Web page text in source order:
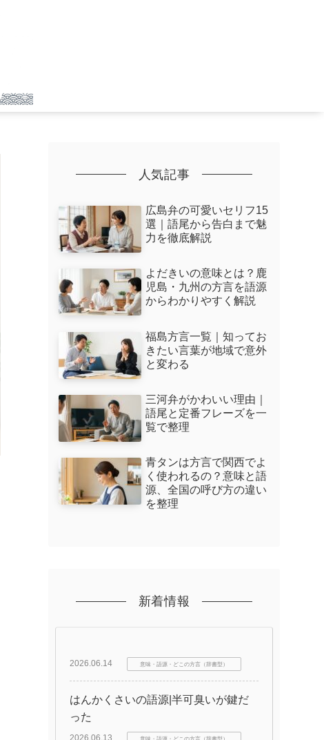
人気記事
広島弁の可愛いセリフ15
選｜語尾から告白まで魅
力を徹底解説
よだきいの意味とは？鹿
児島・九州の方言を語源
からわかりやすく解説
福島方言一覧｜知ってお
きたい言葉が地域で意外
と変わる
三河弁がかわいい理由｜
語尾と定番フレーズを一
覧で整理
青タンは方言で関西でよ
く使われるの？意味と語
源、全国の呼び方の違い
を整理
新着情報
2026.06.14 意味・語源・どこの方言（辞書型）
はんかくさいの語源|半可臭いが鍵だ
った
2026.06.13